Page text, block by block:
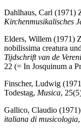
Dahlhaus, Carl (1971)
Kirchenmusikalisches
Elders, Willem (1971)
nobilissima creatura
Tijdschrift van de
22 (= In Josquinum a
Finscher, Ludwig
Todestag, Musica,
Gallico, Claudio
italiana di musicologia